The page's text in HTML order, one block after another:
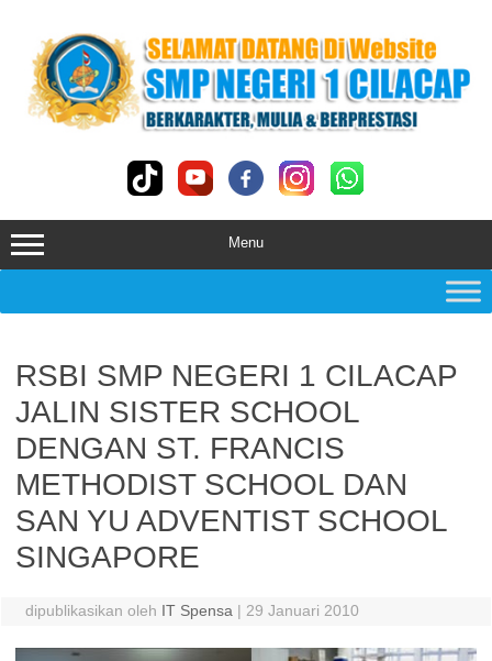
content
Menu
RSBI SMP NEGERI 1 CILACAP
JALIN SISTER SCHOOL
DENGAN ST. FRANCIS
METHODIST SCHOOL DAN
SAN YU ADVENTIST SCHOOL
SINGAPORE
dipublikasikan oleh IT Spensa | 29 Januari 2010